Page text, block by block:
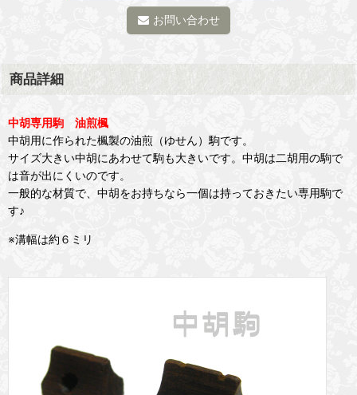
お問い合わせ
商品詳細
中胡専用駒 油煎楓
中胡用に作られた楓製の油煎（ゆせん）駒です。
サイズ大きい中胡にあわせて駒も大きいです。中胡は二胡用の駒で
は音が出にくいのです。
一般的な材質で、中胡をお持ちなら一個は持っておきたい専用駒で
す♪
※溝幅は約６ミリ